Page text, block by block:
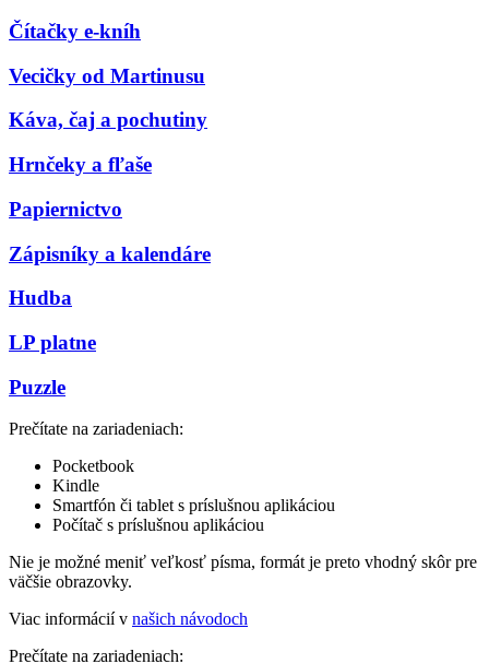
Čítačky e-kníh
Vecičky od Martinusu
Káva, čaj a pochutiny
Hrnčeky a fľaše
Papiernictvo
Zápisníky a kalendáre
Hudba
LP platne
Puzzle
Prečítate na zariadeniach:
Pocketbook
Kindle
Smartfón či tablet s príslušnou aplikáciou
Počítač s príslušnou aplikáciou
Nie je možné meniť veľkosť písma, formát je preto vhodný skôr pre
väčšie obrazovky.
Viac informácií v našich návodoch
Prečítate na zariadeniach: